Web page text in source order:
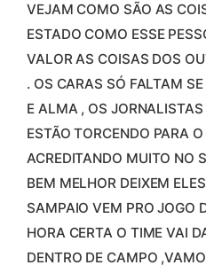
VEJAM COMO SÃO AS
ESTADO COMO ESSE
VALOR AS COISAS DOS
. OS CARAS SÓ FALTAM
E ALMA , OS
ESTÃO TORCENDO PARA
ACREDITANDO MUITO NO
BEM MELHOR DEIXEM
SAMPAIO VEM PRO JOGO
HORA CERTA O TIME VAI
DENTRO DE CAMPO